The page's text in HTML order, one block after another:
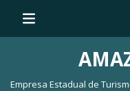
Empresa Estadual de